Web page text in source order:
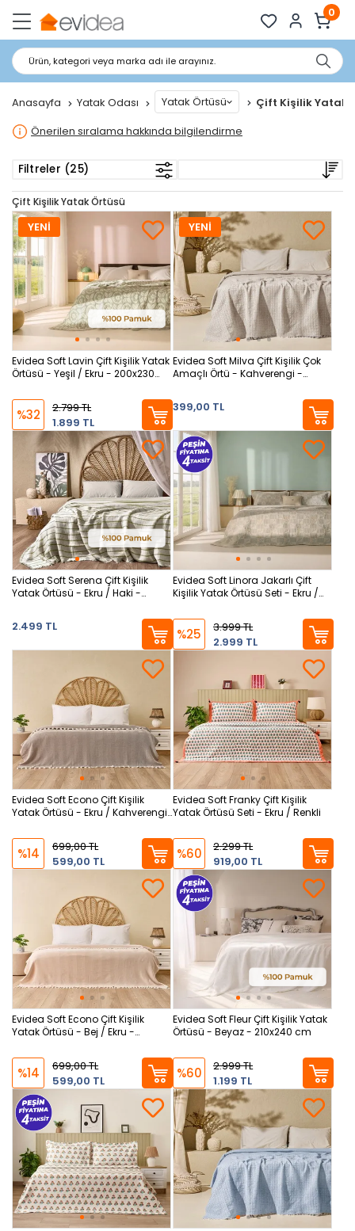
0
Ürün, kategori veya marka adı ile arayınız.
Anasayfa Yatak Odası Yatak Örtüsü Çift Kişilik Yatak
Önerilen sıralama hakkında bilgilendirme
Filtreler (25)
Çift Kişilik Yatak Örtüsü
Evidea Soft Lavin Çift Kişilik Yatak
Örtüsü - Yeşil / Ekru - 200x230
%32
2.799 TL
1.899 TL
YENİ
Evidea Soft Milva Çift Kişilik Çok
Amaçlı Örtü - Kahverengi -
399,00 TL
YENİ
Evidea Soft Serena Çift Kişilik
Yatak Örtüsü - Ekru / Haki -
2.499 TL
Evidea Soft Linora Jakarlı Çift
Kişilik Yatak Örtüsü Seti - Ekru /
%25
3.999 TL
2.999 TL
Evidea Soft Econo Çift Kişilik
Yatak Örtüsü - Ekru / Kahverengi
%14
699,00 TL
599,00 TL
Evidea Soft Franky Çift Kişilik
Yatak Örtüsü Seti - Ekru / Renkli
%60
2.299 TL
919,00 TL
Evidea Soft Econo Çift Kişilik
Yatak Örtüsü - Bej / Ekru -
%14
699,00 TL
599,00 TL
Evidea Soft Fleur Çift Kişilik Yatak
Örtüsü - Beyaz - 210x240 cm
%60
2.999 TL
1.199 TL